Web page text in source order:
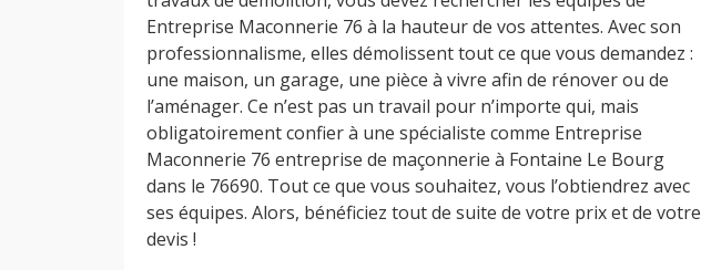
Entreprise Maconnerie 76 à la hauteur de vos attentes. Avec son
professionnalisme, elles démolissent tout ce que vous demandez :
une maison, un garage, une pièce à vivre afin de rénover ou de
l’aménager. Ce n’est pas un travail pour n’importe qui, mais
obligatoirement confier à une spécialiste comme Entreprise
Maconnerie 76 entreprise de maçonnerie à Fontaine Le Bourg
dans le 76690. Tout ce que vous souhaitez, vous l’obtiendrez avec
ses équipes. Alors, bénéficiez tout de suite de votre prix et de votre
devis !